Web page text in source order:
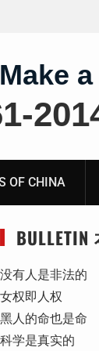
刑10年的“推墙大
OF CHINA
没有人是非法的
女权即人权
黑人的命也是命
科学是真实的